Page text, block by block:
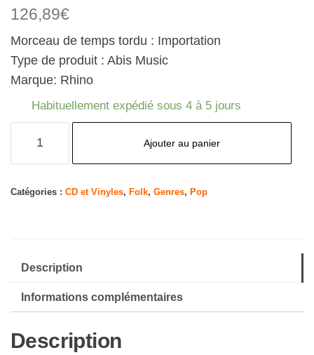
126,89€
Morceau de temps tordu : Importation
Type de produit : Abis Music
Marque: Rhino
Habituellement expédié sous 4 à 5 jours
Piece
Atlantic
(1971-
Ajouter au panier
Catégories : CD et Vinyles, Folk, Genres, Pop
Description
Informations complémentaires
Description